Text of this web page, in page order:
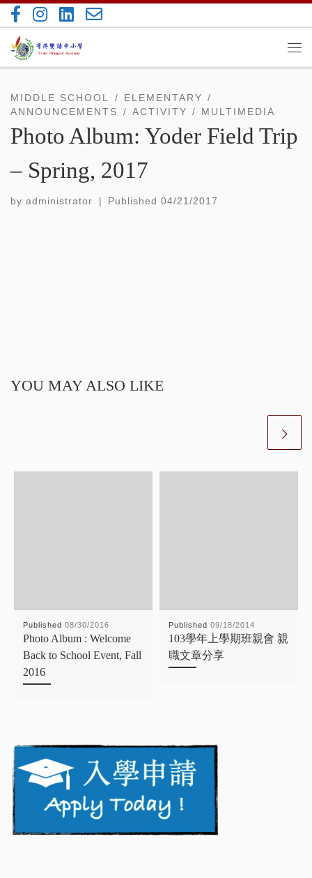
Skip to content
MIDDLE SCHOOL
ELEMENTARY
ANNOUNCEMENTS
ACTIVITY MULTIMEDIA
Photo Album: Yoder Field Trip
– Spring, 2017
by administrator Published04/21/2017
YOU MAY ALSO LIKE
Published 08/30/2016
Photo Album : Welcome
Back to School Event, Fall
2016
Published 09/18/2014
103學年上學期班親會 親
職文章分享